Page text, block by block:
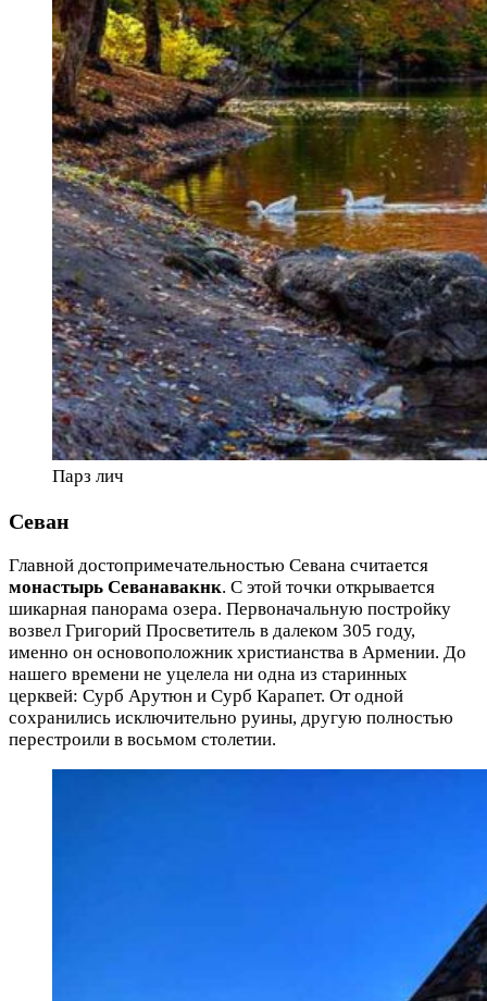
Парз лич
Севан
Главной достопримечательностью Севана считается
монастырь Севанавакнк. С этой точки открывается
шикарная панорама озера. Первоначальную постройку
возвел Григорий Просветитель в далеком 305 году,
именно он основоположник христианства в Армении. До
нашего времени не уцелела ни одна из старинных
церквей: Сурб Арутюн и Сурб Карапет. От одной
сохранились исключительно руины, другую полностью
перестроили в восьмом столетии.